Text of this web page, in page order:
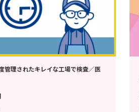
管理されたキレイな工場で検査／医